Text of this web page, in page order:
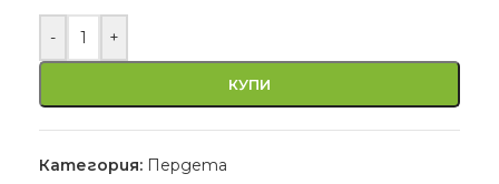
- +
КУПИ
Категория: Пердета